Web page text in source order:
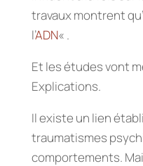
travaux montrent
l’ADN« .
Et les études vont
Explications.
Il existe un lien
traumatismes
comportements.